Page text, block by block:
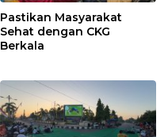
Pastikan Masyarakat
Sehat dengan CKG
Berkala